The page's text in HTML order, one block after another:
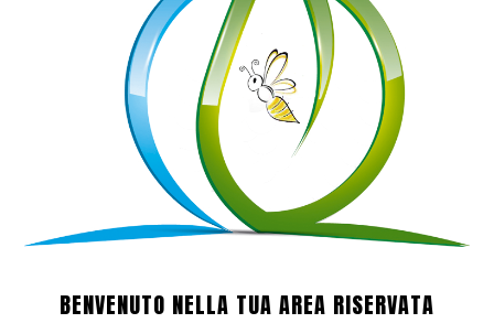
BENVENUTO NELLA TUA AREA RISERVATA